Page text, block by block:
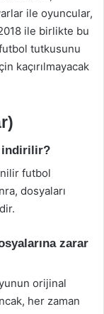
ile oyuncular,
ile birlikte bu
tutkusunu
kaçırılmayacak
indirilir?
futbol
dosyaları
zarar
orijinal
her zaman